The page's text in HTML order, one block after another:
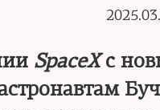
SpaceXс